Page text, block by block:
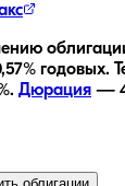
% годовых.
Дюрация —
облигации